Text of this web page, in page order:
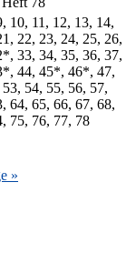
10, 11, 12, 13, 14,
22, 23, 24, 25, 26,
33, 34, 35, 36, 37,
44, 45*, 46*, 47,
54, 55, 56, 57,
64, 65, 66, 67, 68,
75, 76, 77, 78
»